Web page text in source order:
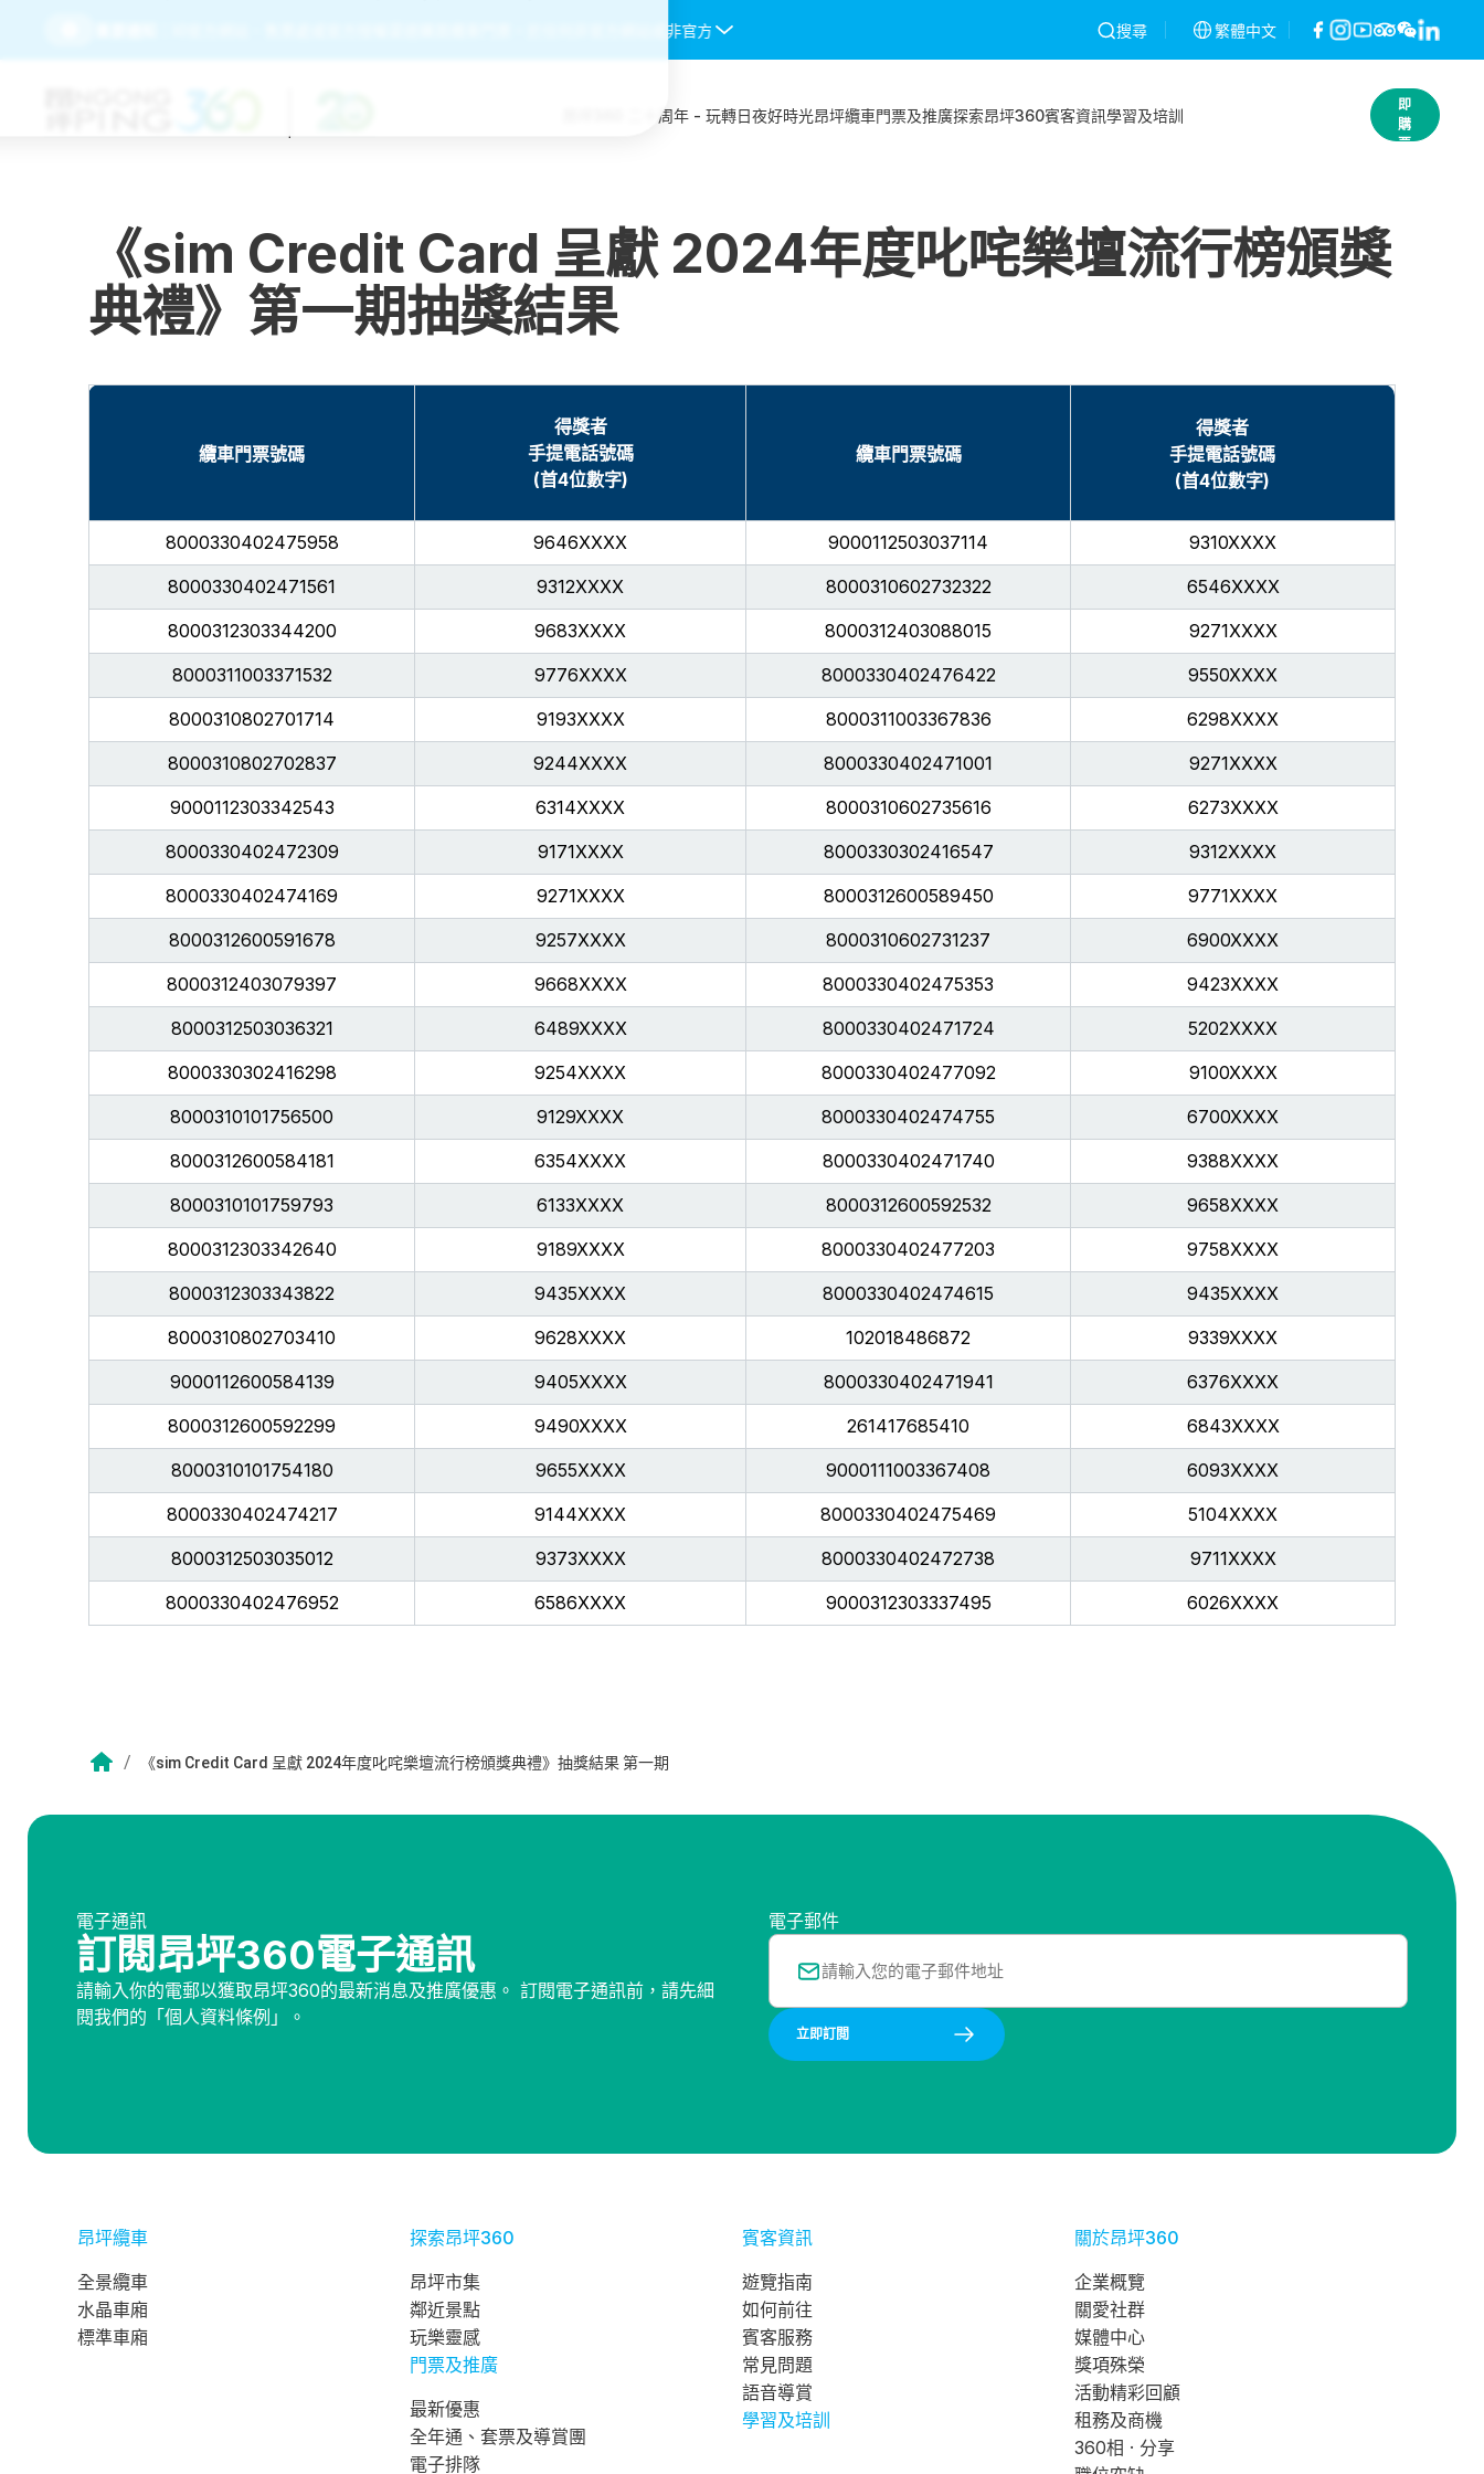
請務必經由昂坪360官方網站、售票處或官方授權渠道購買纜車門票。於任何非官方網站或非官方授權渠道購入的纜車門票均不會被接受，一經發現將予以作廢，不作退款。條款及細則 昂坪360就2026年2月26
搜尋 繁體中文
昂坪360 二十周年 - 玩轉日夜好時光昂坪纜車門票及推廣探索昂坪360賓客資訊學習及培訓
立
即
購
票
《sim Credit Card 呈獻 2024年度叱咤樂壇流行榜頒獎
典禮》第一期抽獎結果
纜車門票號碼
得獎者
手提電話號碼
(首4位數字)
纜車門票號碼
得獎者
手提電話號碼
(首4位數字)
8000330402475958 9646XXXX 9000112503037114
9310XXXX
8000330402471561
9312XXXX 8000310602732322
6546XXXX
8000312303344200
9683XXXX 8000312403088015
9271XXXX
8000311003371532
9776XXXX 8000330402476422
9550XXXX
8000310802701714
9193XXXX 8000311003367836
6298XXXX
8000310802702837
9244XXXX 8000330402471001
9271XXXX
9000112303342543
6314XXXX 8000310602735616
6273XXXX
8000330402472309
9171XXXX 8000330302416547
9312XXXX
8000330402474169
9271XXXX 8000312600589450
9771XXXX
8000312600591678
9257XXXX 8000310602731237
6900XXXX
8000312403079397
9668XXXX 8000330402475353
9423XXXX
8000312503036321
6489XXXX 8000330402471724
5202XXXX
8000330302416298
9254XXXX 8000330402477092
9100XXXX
8000310101756500
9129XXXX 8000330402474755
6700XXXX
8000312600584181
6354XXXX 8000330402471740
9388XXXX
8000310101759793
6133XXXX 8000312600592532
9658XXXX
8000312303342640
9189XXXX 8000330402477203
9758XXXX
8000312303343822
9435XXXX 8000330402474615
9435XXXX
8000310802703410
9628XXXX 102018486872
9339XXXX
9000112600584139
9405XXXX 8000330402471941
6376XXXX
8000312600592299
9490XXXX 261417685410
6843XXXX
8000310101754180
9655XXXX 9000111003367408
6093XXXX
8000330402474217
9144XXXX 8000330402475469
5104XXXX
8000312503035012
9373XXXX 8000330402472738
9711XXXX
8000330402476952
6586XXXX 9000312303337495 6026XXXX
/ 《sim Credit Card 呈獻 2024年度叱咤樂壇流行榜頒獎典禮》抽獎結果 第一期
電子通訊
訂閱昂坪360電子通訊
請輸入你的電郵以獲取昂坪360的最新消息及推廣優惠。 訂閱電子通訊前，請先細
閱我們的「個人資料條例」。
電子郵件
立即訂閲
昂坪纜車
全景纜車
水晶車廂
標準車廂
探索昂坪360
昂坪市集
鄰近景點
玩樂靈感
門票及推廣
最新優惠
全年通、套票及導賞團
電子排隊
賓客資訊
遊覽指南
如何前往
賓客服務
常見問題
語音導賞
學習及培訓
關於昂坪360
企業概覽
關愛社群
媒體中心
獎項殊榮
活動精彩回顧
租務及商機
360相 · 分享